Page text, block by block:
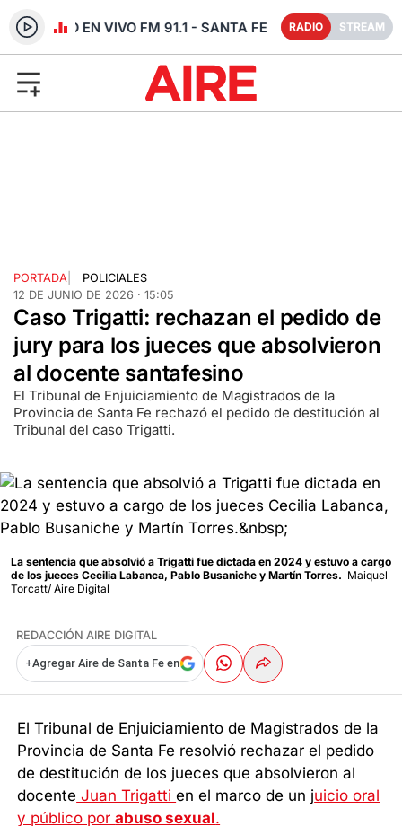
RADIO EN VIVO FM 91.1 - SANTA FE RADIO STREAM
PORTADA
POLICIALES
12 DE JUNIO DE 2026 · 15:05
Caso Trigatti: rechazan el pedido de
jury para los jueces que absolvieron
al docente santafesino
El Tribunal de Enjuiciamiento de Magistrados de la
Provincia de Santa Fe rechazó el pedido de destitución al
Tribunal del caso Trigatti.
La sentencia que absolvió a Trigatti fue dictada en 2024 y estuvo a cargo
de los jueces Cecilia Labanca, Pablo Busaniche y Martín Torres. Maiquel
Torcatt/ Aire Digital
REDACCIÓN AIRE DIGITAL
+Agregar Aire de Santa Fe en
El Tribunal de Enjuiciamiento de Magistrados de la
Provincia de Santa Fe resolvió rechazar el pedido
de destitución de los jueces que absolvieron al
docente Juan Trigattien el marco de un juicio oral
y público porabuso sexual.